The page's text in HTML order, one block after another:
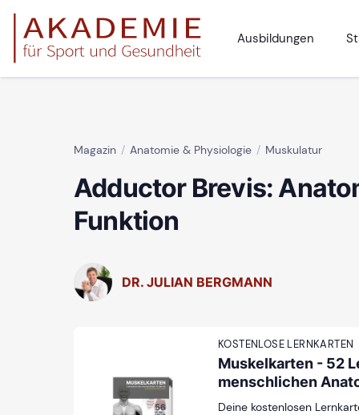
Ausbildungen
Magazin Anatomie & Physiologie Muskulatur
Adductor Brevis:
Funktion
DR. JULIAN BERGMANN
KOSTENLOSE LERNKARTEN
Muskelkarten - 52
menschlichen
Deine kostenlosen